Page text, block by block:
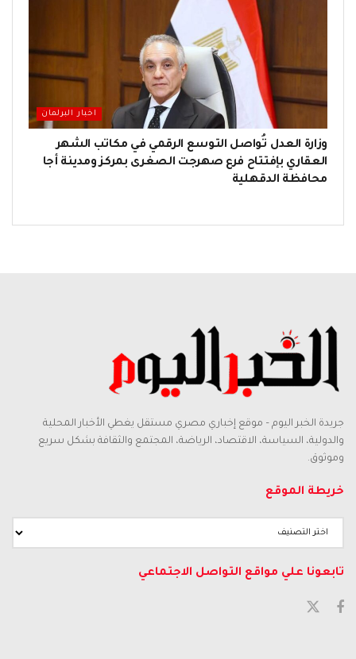
اخبار البرلمان
وزارة العدل تُواصل التوسع الرقمي في مكاتب الشهر
العقاري بإفتتاح فرع صهرجت الصغرى بمركز ومدينة أجا
محافظة الدقهلية
جريدة الخبر اليوم – موقع إخباري مصري مستقل يغطي الأخبار المحلية
والدولية، السياسة، الاقتصاد، الرياضة، المجتمع والثقافة بشكل سريع
وموثوق.
خريطة الموقع
تابعونا علي مواقع التواصل الاجتماعي